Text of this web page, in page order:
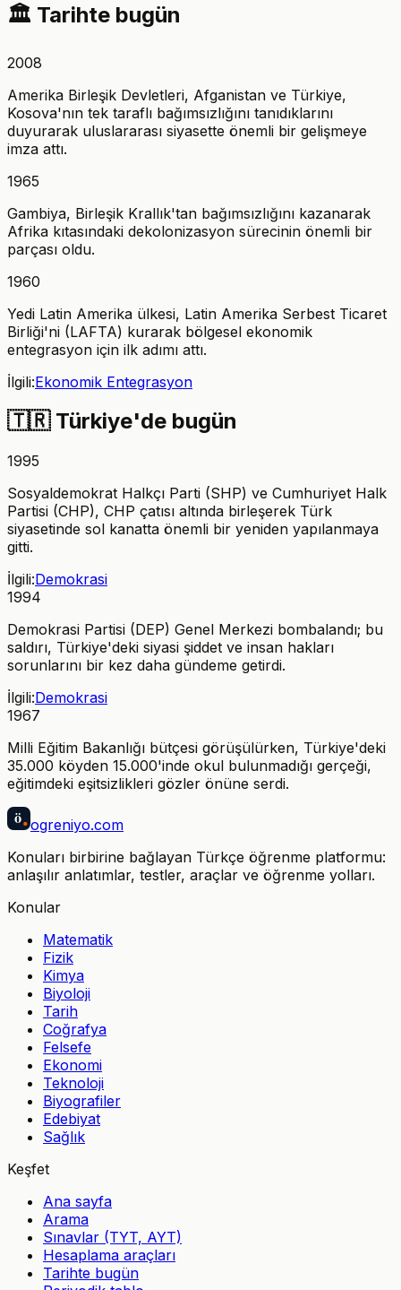
🏛️ Tarihte bugün
2008
Amerika Birleşik Devletleri, Afganistan ve Türkiye,
Kosova'nın tek taraflı bağımsızlığını tanıdıklarını
duyurarak uluslararası siyasette önemli bir gelişmeye
imza attı.
1965
Gambiya, Birleşik Krallık'tan bağımsızlığını kazanarak
Afrika kıtasındaki dekolonizasyon sürecinin önemli bir
parçası oldu.
1960
Yedi Latin Amerika ülkesi, Latin Amerika Serbest Ticaret
Birliği'ni (LAFTA) kurarak bölgesel ekonomik
entegrasyon için ilk adımı attı.
İlgili:Ekonomik Entegrasyon
🇹🇷 Türkiye'de bugün
1995
Sosyaldemokrat Halkçı Parti (SHP) ve Cumhuriyet Halk
Partisi (CHP), CHP çatısı altında birleşerek Türk
siyasetinde sol kanatta önemli bir yeniden yapılanmaya
gitti.
İlgili:Demokrasi
1994
Demokrasi Partisi (DEP) Genel Merkezi bombalandı; bu
saldırı, Türkiye'deki siyasi şiddet ve insan hakları
sorunlarını bir kez daha gündeme getirdi.
İlgili:Demokrasi
1967
Milli Eğitim Bakanlığı bütçesi görüşülürken, Türkiye'deki
35.000 köyden 15.000'inde okul bulunmadığı gerçeği,
eğitimdeki eşitsizlikleri gözler önüne serdi.
ö ogreniyo.com
Konuları birbirine bağlayan Türkçe öğrenme platformu:
anlaşılır anlatımlar, testler, araçlar ve öğrenme yolları.
Konular
Matematik
Fizik
Kimya
Biyoloji
Tarih
Coğrafya
Felsefe
Ekonomi
Teknoloji
Biyografiler
Edebiyat
Sağlık
Keşfet
Ana sayfa
Arama
Sınavlar (TYT, AYT)
Hesaplama araçları
Tarihte bugün